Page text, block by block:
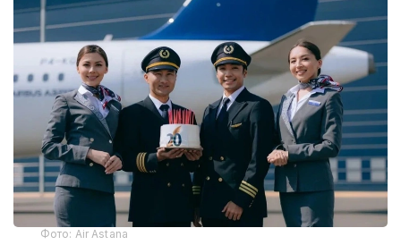
Фото: Air Astana